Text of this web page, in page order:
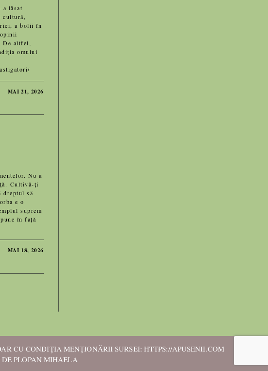
lăsat
cultură,
a bolii în
De altfel,
omului
MAI 21, 2026
Nu a
Cultivă-ți
dreptul să
e o
suprem
în față
MAI 18, 2026
CU CONDIȚIA MENȚIONĂRII SURSEI: HTTPS://APUSENII.COM
DE PLOPAN MIHAELA